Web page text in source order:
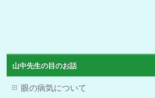
山中先生の目のお話
眼の病気について